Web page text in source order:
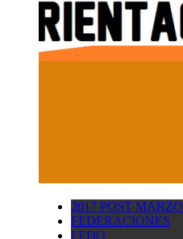
2017 POST MARZO
FEDERACIONES
FEDO